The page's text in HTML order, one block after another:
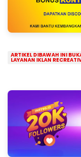
ARTIKEL DIBAWAH INI
LAYANAN IKLAN